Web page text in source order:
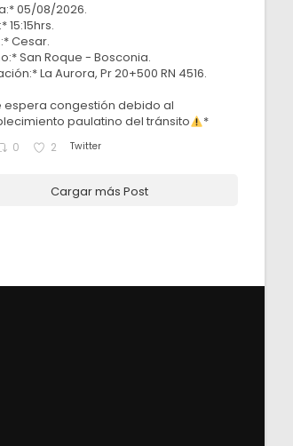
05/08/2026.
15:15hrs.
Cesar.
San Roque - Bosconia.
La Aurora, Pr 20+500 RN 4516.
espera congestión debido al
paulatino del tránsito
*
0 2 Twitter
Cargar más Post